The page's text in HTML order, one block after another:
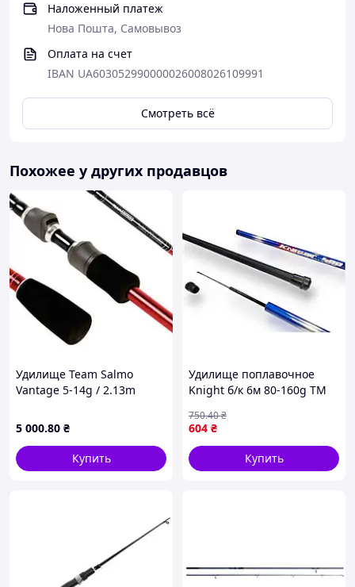
Наложенный платеж
Нова Пошта, Самовывоз
Оплата на счет
IBAN UA603052990000026008026109991
Смотреть всё
Похожее у других продавцов
Удилище Team Salmo
Vantage 5-14g / 2.13m
с быстрой доставкой по
Украине
5 000.80 ₴
Купить
Удилище поплавочное
Knight б/к 6м 80-160g ТМ
604 ₴
750.40₴
Купить